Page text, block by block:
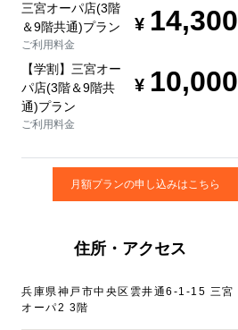
三宮オーパ店(3階
＆9階共通)プラン
ご利用料金
14,300
【学割】三宮オー
パ店(3階＆9階共
通)プラン
ご利用料金
10,000
月額プランの申し込みはこちら
住所・アクセス
兵庫県神戸市中央区雲井通6-1-15 三宮
オーパ2 3階